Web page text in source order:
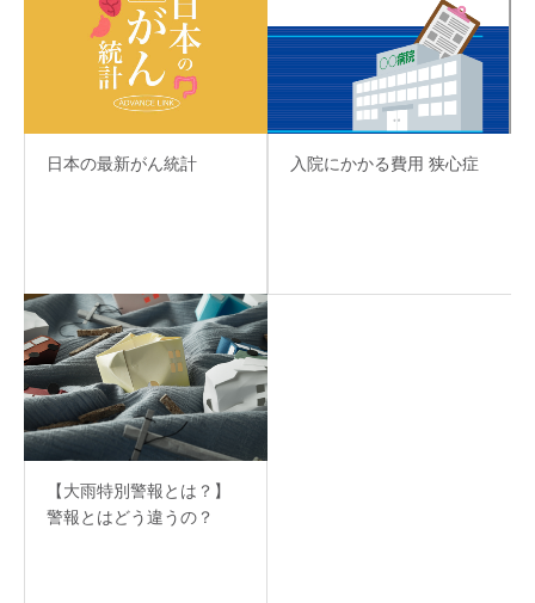
日本の最新がん統計 入院にかかる費用 狭心症
【大雨特別警報とは？】
警報とはどう違うの？